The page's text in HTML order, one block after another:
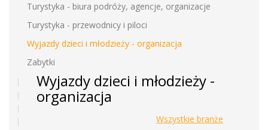
Turystyka - biura podróży, agencje, organizacje
Turystyka - przewodnicy i piloci
Wyjazdy dzieci i młodzieży - organizacja
Zabytki
Wyjazdy dzieci i młodzieży -
organizacja
Wszystkie branże